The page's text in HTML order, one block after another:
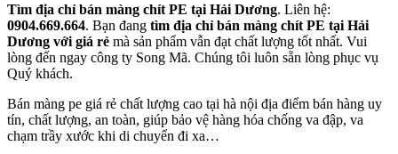
Tìm địa chỉ bán màng chít PE tại Hải Dương. Liên hệ:
0904.669.664. Bạn đang tìm địa chỉ bán màng chít PE tại Hải
Dương với giá rẻ mà sản phẩm vẫn đạt chất lượng tốt nhất. Vui
lòng đến ngay công ty Song Mã. Chúng tôi luôn sẵn lòng phục vụ
Quý khách.
Bán màng pe giá rẻ chất lượng cao tại hà nội địa điểm bán hàng uy
tín, chất lượng, an toàn, giúp bảo vệ hàng hóa chống va đập, va
chạm trầy xước khi di chuyển đi xa…